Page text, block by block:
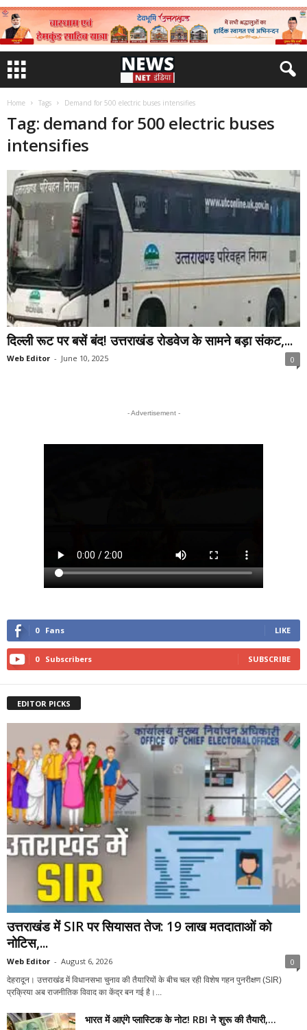
Home Tags Demand for 500 electric buses intensifies
Tag: demand for 500 electric buses
intensifies
दिल्ली रूट पर बसें बंद! उत्तराखंड रोडवेज के सामने बड़ा संकट,...
Web Editor - June 10, 2025 0
- Advertisement -
0 Fans LIKE
0 Subscribers SUBSCRIBE
EDITOR PICKS
उत्तराखंड में SIR पर सियासत तेज: 19 लाख मतदाताओं को
नोटिस,...
Web Editor - August 6, 2026 0
देहरादून। उत्तराखंड में विधानसभा चुनाव की तैयारियों के बीच चल रही विशेष गहन पुनरीक्षण (SIR)
प्रक्रिया अब राजनीतिक विवाद का केंद्र बन गई है।...
भारत में आएंगे प्लास्टिक के नोट! RBI ने शुरू की तैयारी,...